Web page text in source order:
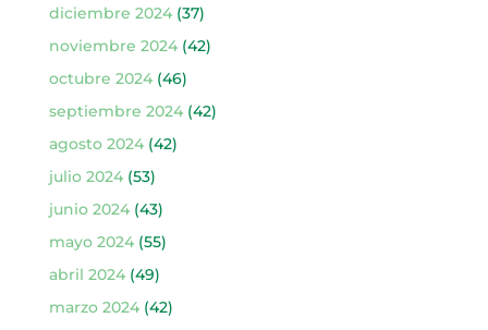
diciembre 2024(37)
noviembre 2024(42)
octubre 2024(46)
septiembre 2024(42)
agosto 2024(42)
julio 2024(53)
junio 2024(43)
mayo 2024(55)
abril 2024(49)
marzo 2024(42)